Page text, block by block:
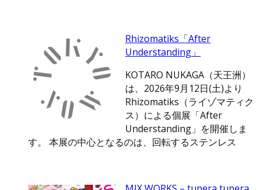
Rhizomatiks「After
Understanding」
KOTARO NUKAGA（天王洲）
は、2026年9月12日(土)より
Rhizomatiks（ライゾマティク
ス）による個展「After
Understanding」を開催しま
す。 本展の中心となるのは、回転するステンレス